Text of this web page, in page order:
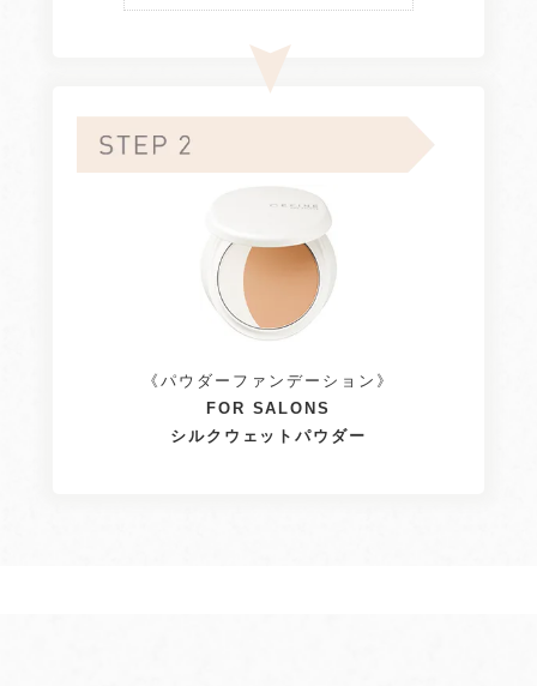
《パウダーファンデーション》
FOR SALONS
シルクウェットパウダー